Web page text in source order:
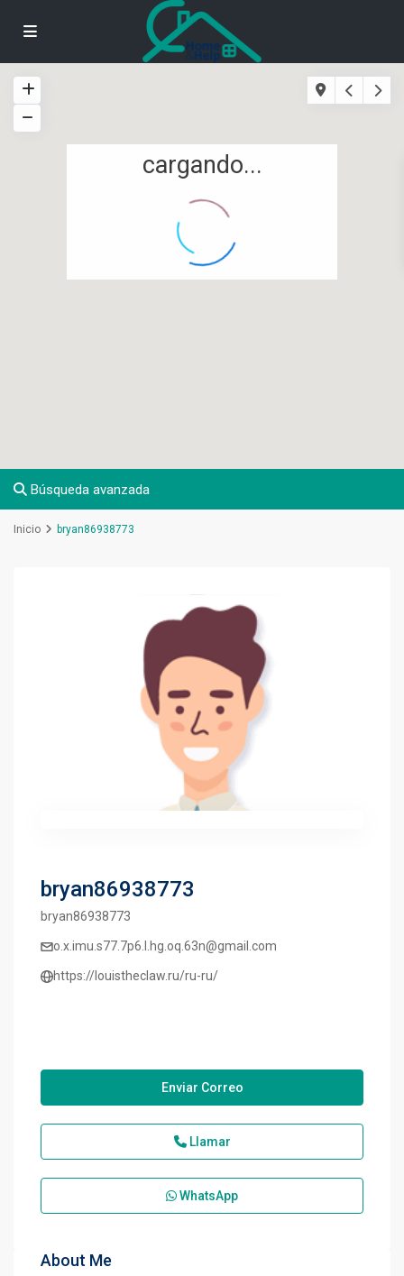
cargando...
Búsqueda avanzada
Inicio bryan86938773
bryan86938773
bryan86938773
o.x.imu.s77.7p6.l.hg.oq.63n@gmail.com
https://louistheclaw.ru/ru-ru/
Enviar Correo
Llamar
WhatsApp
About Me